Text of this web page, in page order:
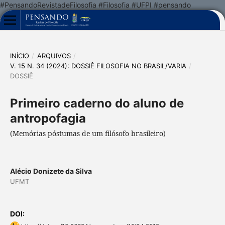
#PensandoRevistadeFilosofia #Filosofia #UFPI #pensando
INÍCIO / ARQUIVOS /
V. 15 N. 34 (2024): DOSSIÊ FILOSOFIA NO BRASIL/VARIA /
DOSSIÊ
Primeiro caderno do aluno de
antropofagia
(Memórias póstumas de um filósofo brasileiro)
Alécio Donizete da Silva
UFMT
DOI: